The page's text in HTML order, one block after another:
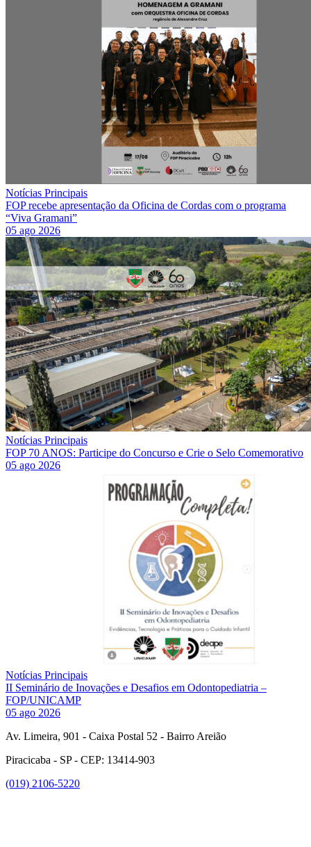
Notícias Principais
FOP recebe apresentação da Oficina de Cordas com o programa
“Viva Gramani”
05 ago 2026
Notícias Principais
FOP 70 ANOS: Participe do Concurso e Crie o Selo Comemorativo
05 ago 2026
Notícias Principais
II Seminário de Inovações e Desafios em Odontopediatria –
FOP/UNICAMP
05 ago 2026
Av. Limeira, 901 - Caixa Postal 52 - Bairro Areião
Piracicaba - SP - CEP: 13414-903
(019) 2106-5220